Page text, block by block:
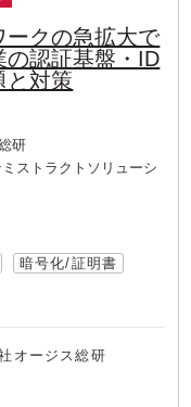
ークの急拡大で
の認証基盤・ID
と対策
研
ストラクトソリューシ
暗号化/証明書
オージス総研